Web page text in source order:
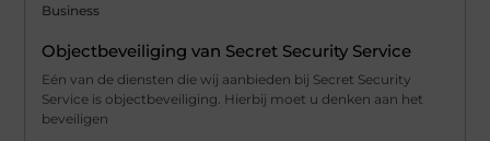
Business
Objectbeveiliging van Secret Security Service
Eén van de diensten die wij aanbieden bij Secret Security
Service is objectbeveiliging. Hierbij moet u denken aan het
beveiligen